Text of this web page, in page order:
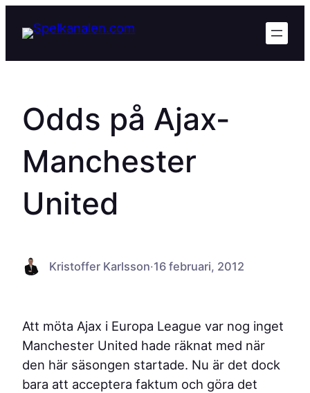
Odds på Ajax-
Manchester
United
Kristoffer Karlsson·16 februari, 2012
Att möta Ajax i Europa League var nog inget
Manchester United hade räknat med när
den här säsongen startade. Nu är det dock
bara att acceptera faktum och göra det